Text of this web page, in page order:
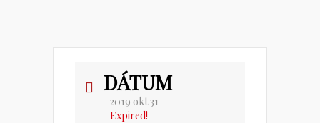
DÁTUM
2019 okt 31
Expired!